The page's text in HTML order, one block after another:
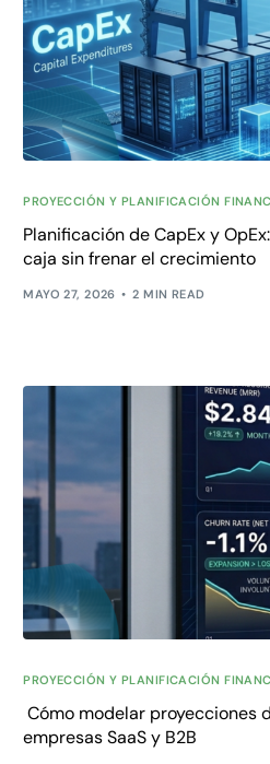
PROYECCIÓN Y PLANIFICACIÓN
Planificación de CapEx y
caja sin frenar el crecimiento
MAYO 27, 2026 2 MIN READ
PROYECCIÓN Y PLANIFICACIÓN
Cómo modelar proyecciones
empresas SaaS y B2B